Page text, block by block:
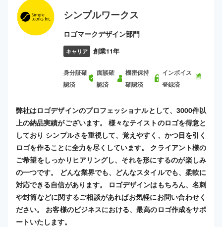
シンプルワークス
ロゴマークデザイン部門
キャリア 創業11年
身分証確
認済
面談確
認済
機密保持
確認済
インボイス
登録済
弊社はロゴデザインのプロフェッショナルとして、3000件以
上の納品実績がございます。 様々なテイストのロゴを得意と
しており シンプルさを重視して、覚えやすく、かつ目を引く
ロゴを作ることに全力を尽くしています。 クライアント様の
ご希望をしっかりヒアリングし、それを形にするのが楽しみ
の一つです。 どんな業界でも、どんなスタイルでも、柔軟に
対応できる自信があります。 ロゴデザインはもちろん、名刺
や封筒などに関するご相談があればお気軽にお問い合わせく
ださい。 お客様のビジネスにおける、最高のロゴ作成をサポ
ートいたします。